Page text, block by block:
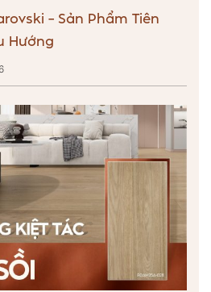
– Sản Phẩm Tiên
Hướng